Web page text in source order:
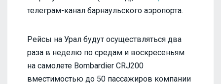
телеграм-канал барнаульского аэропорта.
Рейсы на Урал будут осуществляться два
раза в неделю по средам и воскресеньям
на самолете Bombardier CRJ200
вместимостью до 50 пассажиров компании